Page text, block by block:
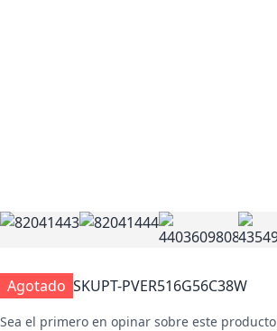
Agotado SKUPT-PVER516G56C38W
Sea el primero en opinar sobre este producto